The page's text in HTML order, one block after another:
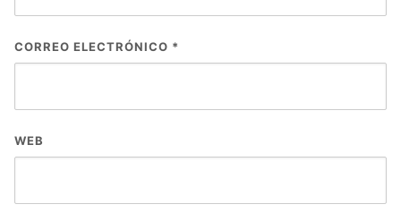
CORREO ELECTRÓNICO *
WEB